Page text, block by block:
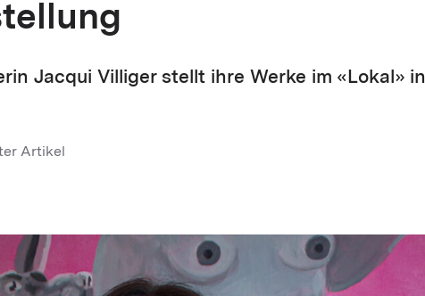
Jacqui Villiger stellt ihre Werke im «Lokal» in
Artikel